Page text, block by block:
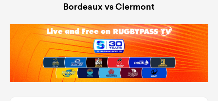
Bordeaux vs Clermont